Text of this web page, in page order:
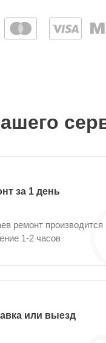
за 1 день
ремонт производится
1-2 часов
или выезд